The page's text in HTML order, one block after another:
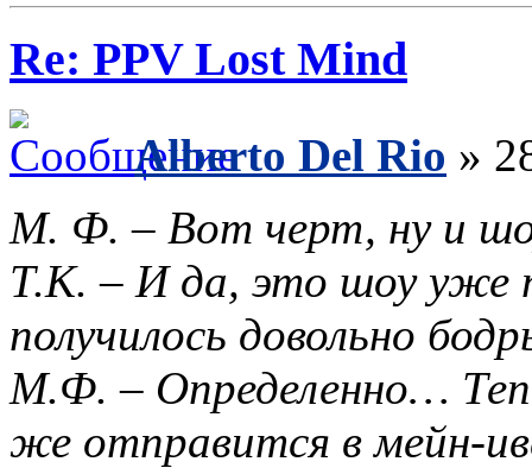
Re: PPV Lost Mind
Alberto Del Rio »
М. Ф. – Вот черт, ну и
Т.К. – И да, это шоу уже
получилось довольно
М.Ф. – Определенно…
же отправится в мейн-